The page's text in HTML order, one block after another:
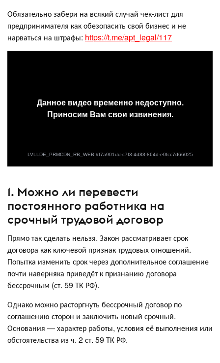
Обязательно забери на всякий случай чек-лист для
предпринимателя как обезопасить свой бизнес и не
нарваться на штрафы: https://t.me/apt_legal/117
1. Можно ли перевести
постоянного работника на
срочный трудовой договор
Прямо так сделать нельзя. Закон рассматривает срок
договора как ключевой признак трудовых отношений.
Попытка изменить срок через дополнительное соглашение
почти наверняка приведёт к признанию договора
бессрочным (ст. 59 ТК РФ).
Однако можно расторгнуть бессрочный договор по
соглашению сторон и заключить новый срочный.
Основания — характер работы, условия её выполнения или
обстоятельства из ч. 2 ст. 59 ТК РФ.